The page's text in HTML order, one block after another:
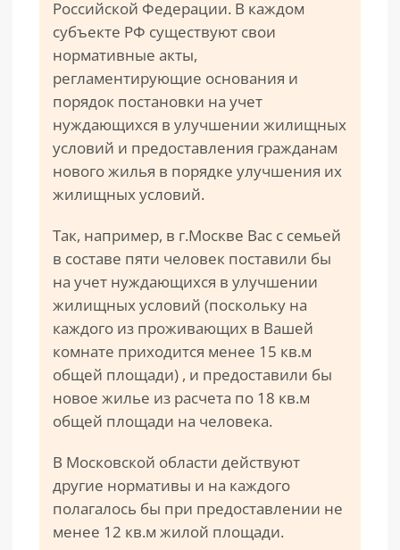
Российской Федерации. В каждом
субъекте РФ существуют свои
нормативные акты,
регламентирующие основания и
порядок постановки на учет
нуждающихся в улучшении жилищных
условий и предоставления гражданам
нового жилья в порядке улучшения их
жилищных условий.
Так, например, в г.Москве Вас с семьей
в составе пяти человек поставили бы
на учет нуждающихся в улучшении
жилищных условий (поскольку на
каждого из проживающих в Вашей
комнате приходится менее 15 кв.м
общей площади) , и предоставили бы
новое жилье из расчета по 18 кв.м
общей площади на человека.
В Московской области действуют
другие нормативы и на каждого
полагалось бы при предоставлении не
менее 12 кв.м жилой площади.